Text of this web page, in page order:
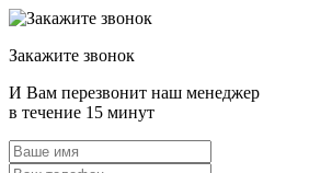
Закажите звонок
И Вам перезвонит наш менеджер
в течение 15 минут